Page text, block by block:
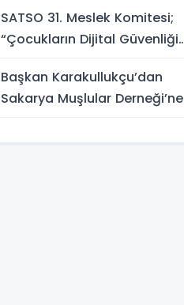
SATSO 31. Meslek Komitesi;
“Çocukların Dijital Güvenliği
Başkan Karakullukçu’dan
Sakarya Muşlular Derneği’ne